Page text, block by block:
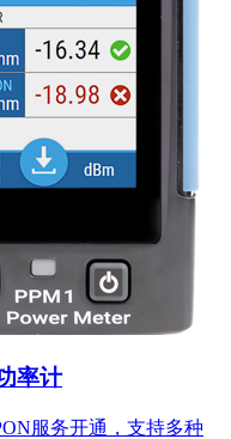
率计
服务开通，支持多种